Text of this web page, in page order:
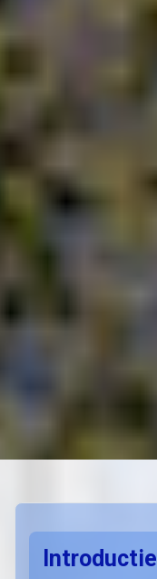
Introductie